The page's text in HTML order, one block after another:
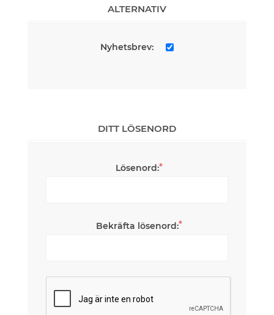
ALTERNATIV
Nyhetsbrev:
DITT LÖSENORD
Lösenord:*
Bekräfta lösenord:*